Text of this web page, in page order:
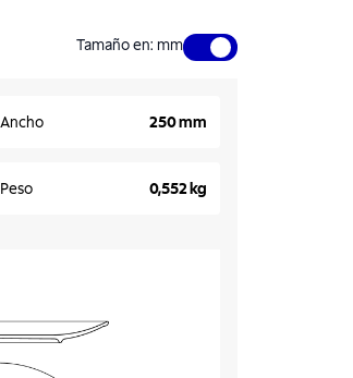
Tamaño en: mm
Ancho 250 mm
Peso 0,552 kg